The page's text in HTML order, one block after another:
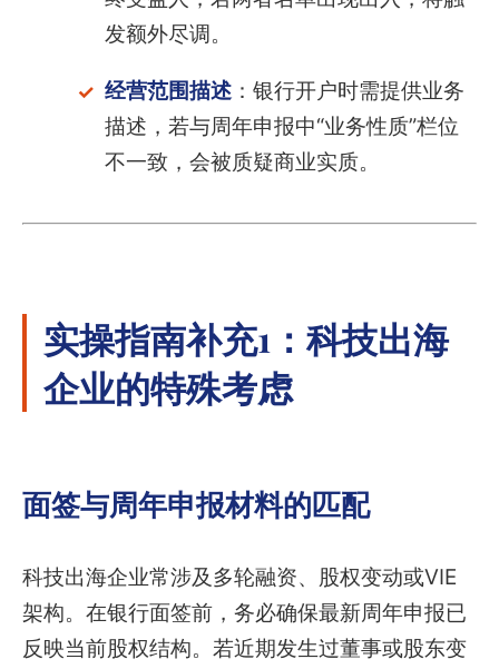
发额外尽调。
经营范围描述：银行开户时需提供业务
描述，若与周年申报中“业务性质”栏位
不一致，会被质疑商业实质。
实操指南补充1：科技出海
企业的特殊考虑
面签与周年申报材料的匹配
科技出海企业常涉及多轮融资、股权变动或VIE
架构。在银行面签前，务必确保最新周年申报已
反映当前股权结构。若近期发生过董事或股东变